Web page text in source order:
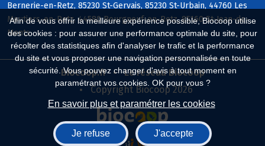
Afin de vous offrir la meilleure expérience possible, Biocoop utilise
des cookies : pour assurer une performance optimale du site, pour
récolter des statistiques afin d'analyser le trafic et la performance
du site et vous proposer une navigation personnalisée en toute
sécurité. Vous pouvez changer d'avis à tout moment en
paramétrant vos cookies. OK pour vous ?
En savoir plus et paramétrer les cookies
Je refuse J'accepte
Bernerie-en-Retz, 85230 St-Gervais, 85230 St-Urbain, 44760 Les
Moutiers-en-Retz, 44580 Bourgneuf-en-Retz, 85160 St-Jean-de-
Monts
Biocoop.fr
Le réseau Biocoop
Copyright Biocoop 2026